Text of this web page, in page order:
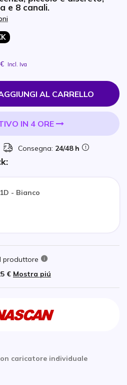
e 8 canali.
Incl. Iva
AL CARRELLO
IN 4 ORE
Consegna: 24/48 h
- Bianco
produttore
€ Mostra piú
caricatore individuale